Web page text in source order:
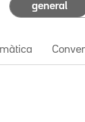
general